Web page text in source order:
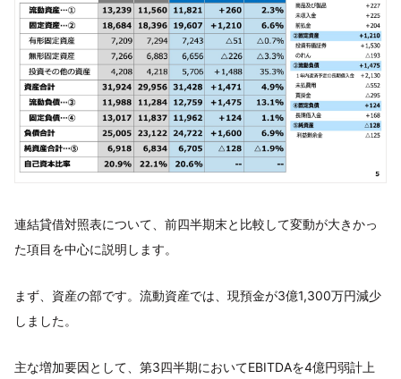
連結貸借対照表について、前四半期末と比較して変動が大きかっ
た項目を中心に説明します。
まず、資産の部です。流動資産では、現預金が3億1,300万円減少
しました。
主な増加要因として、第3四半期においてEBITDAを4億円弱計上